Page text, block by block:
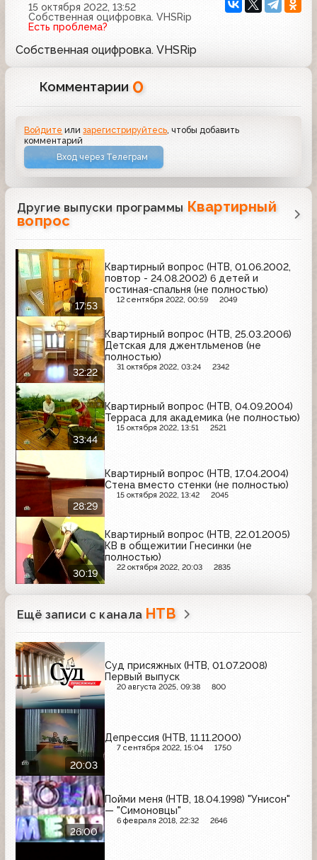
15 октября 2022, 13:52
Собственная оцифровка. VHSRip
Есть проблема?
Собственная оцифровка. VHSRip
Комментарии 0
Войдите илизарегистрируйтесь , чтобы добавить
комментарий
Вход через Телеграм
Другие выпуски программы Квартирный
вопрос
17:53
Квартирный вопрос (НТВ, 01.06.2002,
повтор - 24.08.2002) 6 детей и
гостиная-спальня (не полностью)
12 сентября 2022, 00:59 2049
32:22
Квартирный вопрос (НТВ, 25.03.2006)
Детская для джентльменов (не
полностью)
31 октября 2022, 03:24 2342
33:44
Квартирный вопрос (НТВ, 04.09.2004)
Терраса для академика (не полностью)
15 октября 2022, 13:51 2521
28:29
Квартирный вопрос (НТВ, 17.04.2004)
Стена вместо стенки (не полностью)
15 октября 2022, 13:42 2045
30:19
Квартирный вопрос (НТВ, 22.01.2005)
КВ в общежитии Гнесинки (не
полностью)
22 октября 2022, 20:03 2835
Ещё записи с канала НТВ
Суд присяжных (НТВ, 01.07.2008)
Первый выпуск
20 августа 2025, 09:38 800
20:03
Депрессия (НТВ, 11.11.2000)
7 сентября 2022, 15:04 1750
26:00
Пойми меня (НТВ, 18.04.1998) "Унисон"
— "Симоновцы"
6 февраля 2018, 22:32 2646